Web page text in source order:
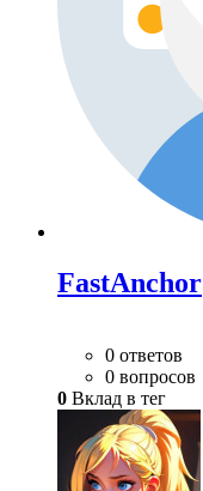
FastAnchor
0 ответов
0 вопросов
0 Вклад в тег